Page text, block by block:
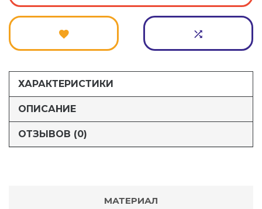
ХАРАКТЕРИСТИКИ
ОПИСАНИЕ
ОТЗЫВОВ (0)
МАТЕРИАЛ